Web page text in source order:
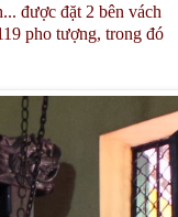
được đặt 2 bên vách
pho tượng, trong đó